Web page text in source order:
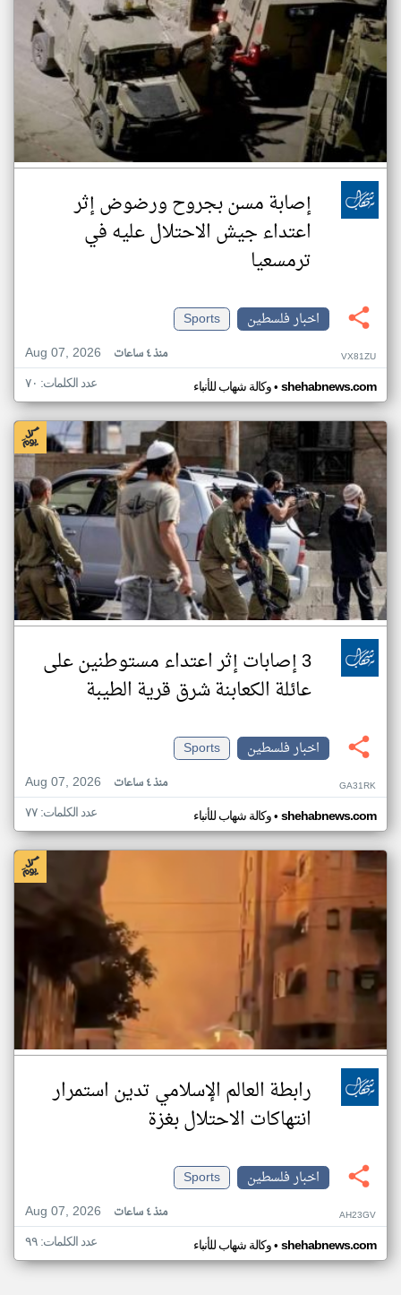
إصابة مسن بجروح ورضوض إثر
اعتداء جيش الاحتلال عليه في
ترمسعيا
اخبار فلسطين
Sports
Aug 07, 2026
منذ ٤ ساعات VX81ZU
وكالة شهاب للأنباء• shehabnews.com عدد الكلمات: ٧٠
3 إصابات إثر اعتداء مستوطنين على
عائلة الكعابنة شرق قرية الطيبة
اخبار فلسطين
Sports
Aug 07, 2026
منذ ٤ ساعات GA31RK
وكالة شهاب للأنباء• shehabnews.com عدد الكلمات: ٧٧
رابطة العالم الإسلامي تدين استمرار
انتهاكات الاحتلال بغزة
اخبار فلسطين
Sports
Aug 07, 2026
منذ ٤ ساعات AH23GV
وكالة شهاب للأنباء• shehabnews.com عدد الكلمات: ٩٩